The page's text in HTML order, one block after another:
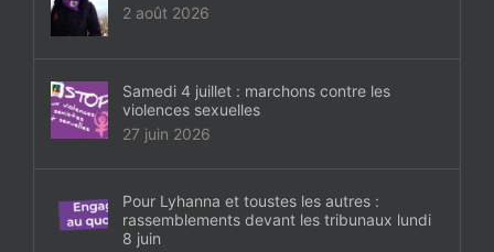
2 août 2026
Samedi 4 juillet : marchons contre les
violences sexuelles
27 juin 2026
Pour Lyhanna et toustes les autres :
rassemblements devant les tribunaux lundi
8 juin